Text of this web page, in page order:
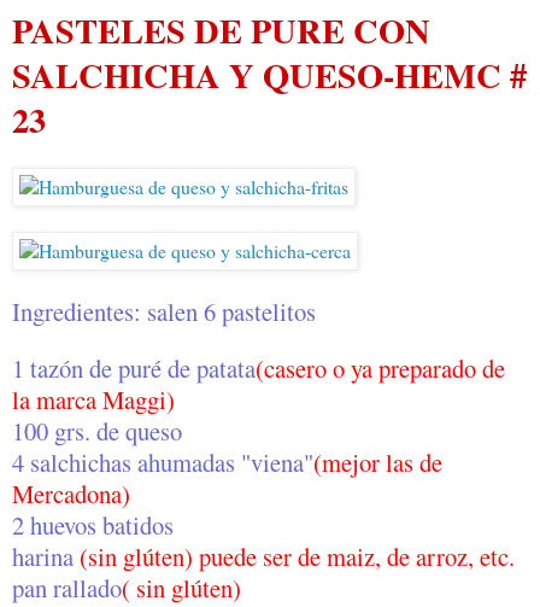
PASTELES DE PURE CON
SALCHICHA Y QUESO-HEMC #
23
Ingredientes: salen 6 pastelitos
1 tazón de puré de patata(casero o ya preparado de
la marca Maggi)
100 grs. de queso
4 salchichas ahumadas "viena"(mejor las de
Mercadona)
2 huevos batidos
harina (sin glúten) puede ser de maiz, de arroz, etc.
pan rallado( sin glúten)